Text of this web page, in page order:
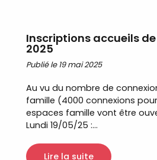
Inscriptions accueils
2025
Publié le 19 mai 2025
Au vu du nombre de
famille (4000 connexions
espaces famille vont être
Lundi 19/05/25 :...
Lire la suite